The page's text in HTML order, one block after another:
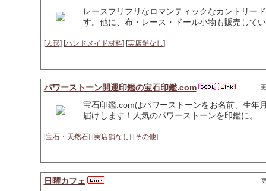
レースフリフリなロマンティックなカントリー
す。他に、布・レース・ドール小物も販売して
[人形] [ハンドメイド材料] [実店舗なし]
パワーストーン開運印鑑の宝石印鑑.com
宝石印鑑.comはパワーストーンをお名前、生年
届けします！人気のパワーストーンを印鑑に。
[宝石・天然石] [実店舗なし] [その他]
日曜カフェ